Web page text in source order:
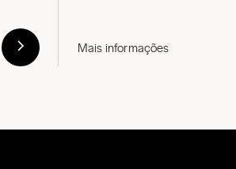
Mais informações